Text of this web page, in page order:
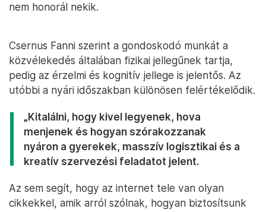
nem honorál nekik.
Csernus Fanni szerint a gondoskodó munkát a
közvélekedés általában fizikai jellegűnek tartja,
pedig az érzelmi és kognitív jellege is jelentős. Az
utóbbi a nyári időszakban különösen felértékelődik.
„Kitalálni, hogy kivel legyenek, hova
menjenek és hogyan szórakozzanak
nyáron a gyerekek, masszív logisztikai és a
kreatív szervezési feladatot jelent.
Az sem segít, hogy az internet tele van olyan
cikkekkel, amik arról szólnak, hogyan biztosítsunk